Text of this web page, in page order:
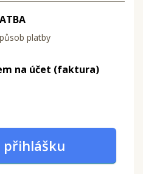
platby
na účet (faktura)
přihlášku